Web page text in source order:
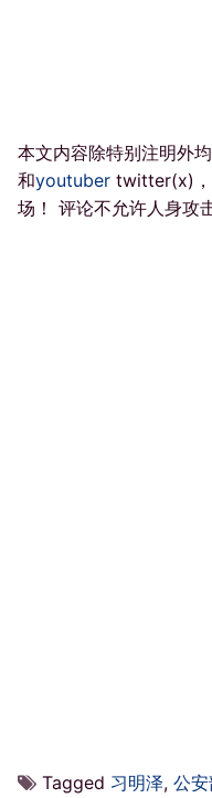
本文内容除特别注明外
和youtuber twitter(x)，
场！ 评论不允许人身攻击
Tagged 习明泽, 公安